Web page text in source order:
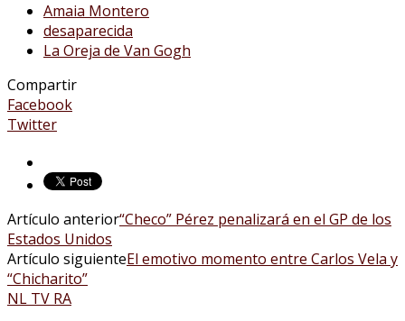
Amaia Montero
desaparecida
La Oreja de Van Gogh
Compartir
Facebook
Twitter
Artículo anterior“Checo” Pérez penalizará en el GP de los
Estados Unidos
Artículo siguienteEl emotivo momento entre Carlos Vela y
“Chicharito”
NL TV RA